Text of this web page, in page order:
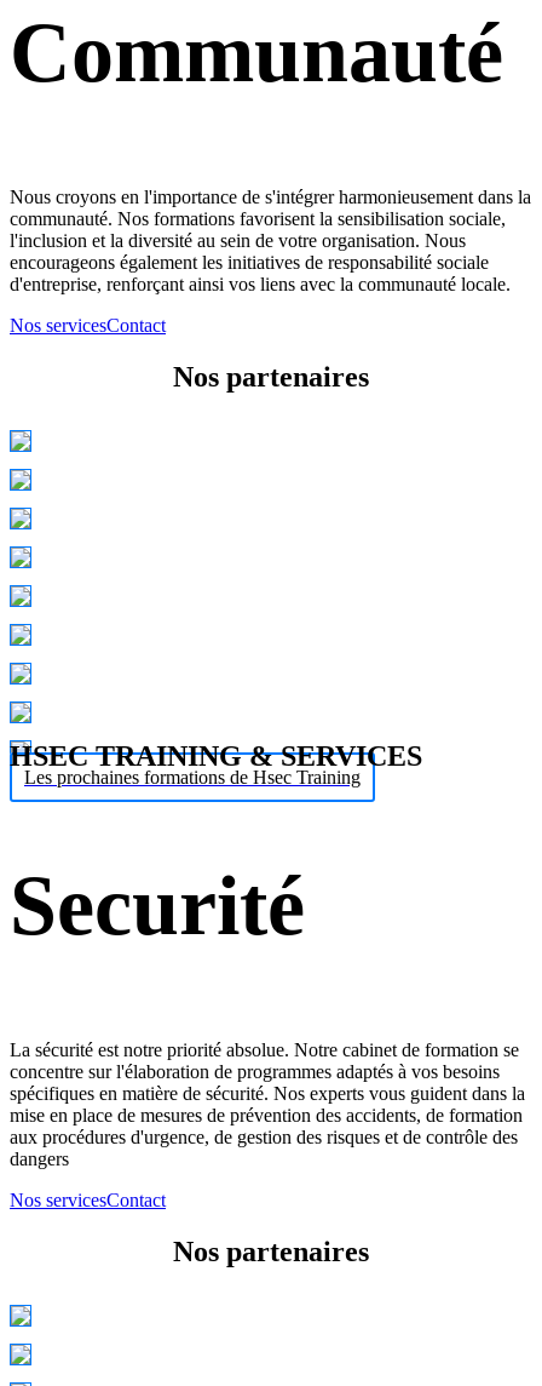
Communauté
Nous croyons en l'importance de s'intégrer harmonieusement dans la
communauté. Nos formations favorisent la sensibilisation sociale,
l'inclusion et la diversité au sein de votre organisation. Nous
encourageons également les initiatives de responsabilité sociale
d'entreprise, renforçant ainsi vos liens avec la communauté locale.
Nos servicesContact
Nos partenaires
Les prochaines formations de Hsec Training
HSEC TRAINING & SERVICES
Securité
La sécurité est notre priorité absolue. Notre cabinet de formation se
concentre sur l'élaboration de programmes adaptés à vos besoins
spécifiques en matière de sécurité. Nos experts vous guident dans la
mise en place de mesures de prévention des accidents, de formation
aux procédures d'urgence, de gestion des risques et de contrôle des
dangers
Nos servicesContact
Nos partenaires